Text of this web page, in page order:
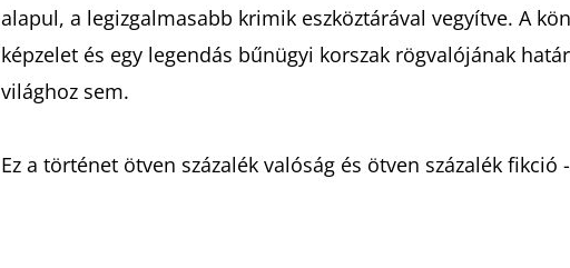
alapul, a legizgalmasabb krimik eszköztárával vegyítve. A
képzelet és egy legendás bűnügyi korszak rögvalójának
világhoz sem.
Ez a történet ötven százalék valóság és ötven százalék fikció